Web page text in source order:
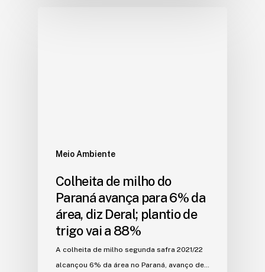
Meio Ambiente
Colheita de milho do
Paraná avança para 6% da
área, diz Deral; plantio de
trigo vai a 88%
A colheita de milho segunda safra 2021/22
alcançou 6% da área no Paraná, avanço de…